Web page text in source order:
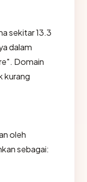
sekitar 13.3
dalam
Domain
kurang
oleh
sebagai: